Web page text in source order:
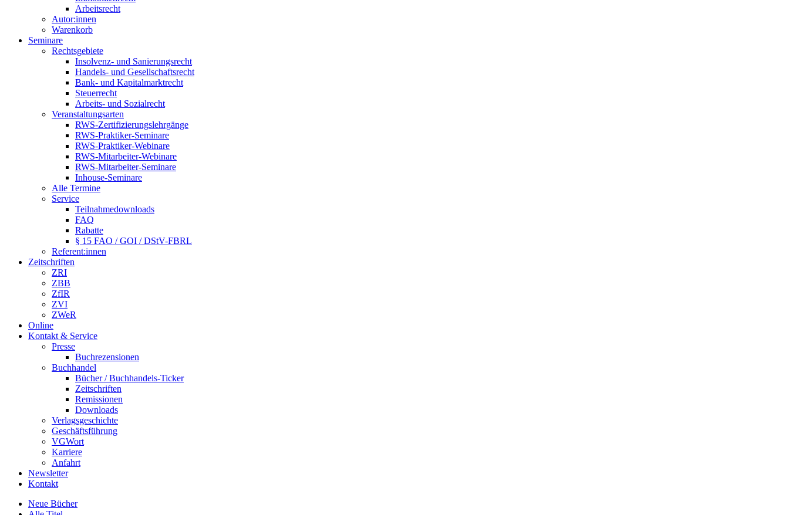
Arbeitsrecht
Autor:innen
Warenkorb
Seminare
Rechtsgebiete
Insolvenz- und Sanierungsrecht
Handels- und Gesellschaftsrecht
Bank- und Kapitalmarktrecht
Steuerrecht
Arbeits- und Sozialrecht
Veranstaltungsarten
RWS-Zertifizierungslehrgänge
RWS-Praktiker-Seminare
RWS-Praktiker-Webinare
RWS-Mitarbeiter-Webinare
RWS-Mitarbeiter-Seminare
Inhouse-Seminare
Alle Termine
Service
Teilnahmedownloads
FAQ
Rabatte
§ 15 FAO / GOI / DStV-FBRL
Referent:innen
Zeitschriften
ZRI
ZBB
ZfIR
ZVI
ZWeR
Online
Kontakt & Service
Presse
Buchrezensionen
Buchhandel
Bücher / Buchhandels-Ticker
Zeitschriften
Remissionen
Downloads
Verlagsgeschichte
Geschäftsführung
VGWort
Karriere
Anfahrt
Newsletter
Kontakt
Neue Bücher